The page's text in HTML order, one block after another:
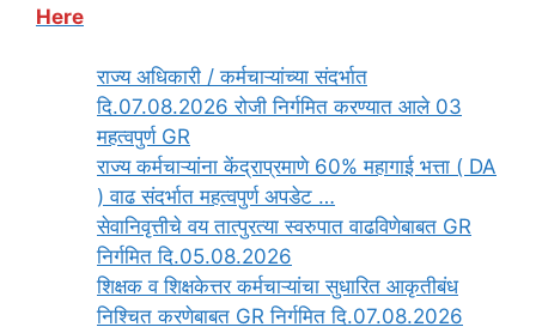
Here
राज्य अधिकारी / कर्मचाऱ्यांच्या संदर्भात
दि.07.08.2026 रोजी निर्गमित करण्यात आले 03
महत्वपुर्ण GR
राज्य कर्मचाऱ्यांना केंद्राप्रमाणे 60% महागाई भत्ता ( DA
) वाढ संदर्भात महत्वपुर्ण अपडेट …
सेवानिवृत्तीचे वय तात्पुरत्या स्वरुपात वाढविणेबाबत GR
निर्गमित दि.05.08.2026
‍शिक्षक व शिक्षकेत्तर कर्मचाऱ्यांचा सुधारित आकृतीबंध
निश्चित करणेबाबत GR निर्गमित दि.07.08.2026